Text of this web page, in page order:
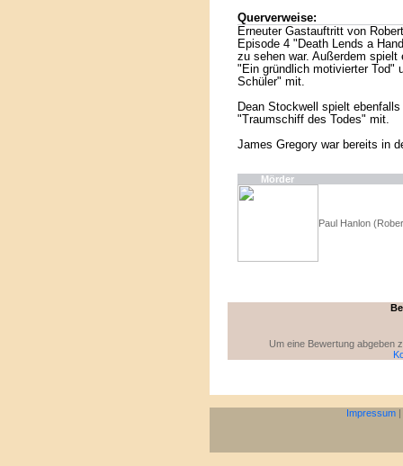
Querverweise:
Erneuter Gastauftritt von
Episode 4 "Death Lends a
zu sehen war. Außerdem
"Ein gründlich motivierter Tod"
Schüler" mit.
Dean Stockwell spielt
"Traumschiff des Todes" mit.
James Gregory war bereits in
Mörder
Paul Hanlon
Um eine Bewertung abgeben
Impressum |